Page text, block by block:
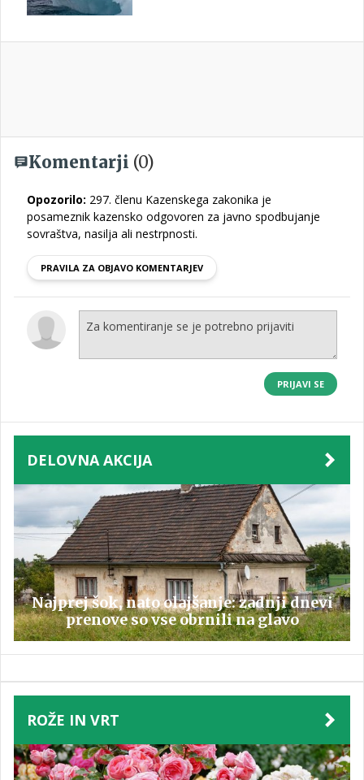
Komentarji (0)
Opozorilo: 297. členu Kazenskega zakonika je
posameznik kazensko odgovoren za javno spodbujanje
sovraštva, nasilja ali nestrpnosti.
PRAVILA ZA OBJAVO KOMENTARJEV
PRIJAVI SE
DELOVNA AKCIJA
Najprej šok, nato olajšanje: zadnji dnevi
prenove so vse obrnili na glavo
ROŽE IN VRT